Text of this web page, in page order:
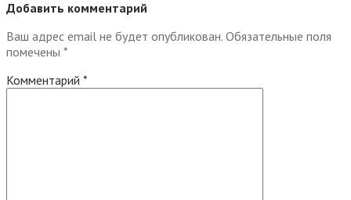
Добавить комментарий
Ваш адрес email не будет опубликован. Обязательные поля
помечены *
Комментарий *